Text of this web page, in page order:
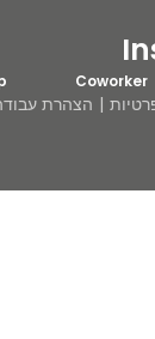
Coworker
הצהרת